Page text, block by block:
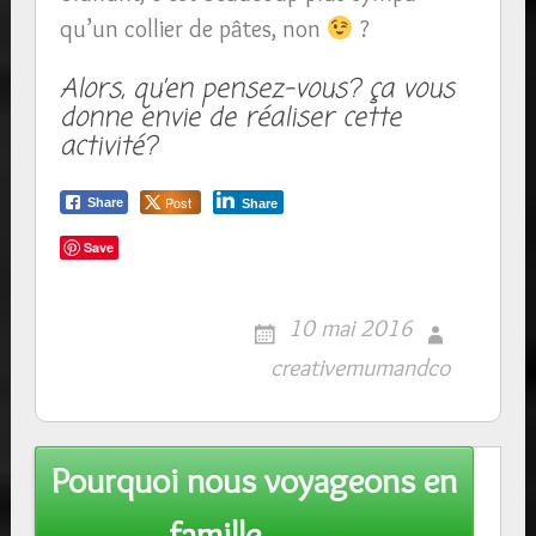
qu’un collier de pâtes, non
?
Alors, qu’en pensez-vous? ça vous
donne envie de réaliser cette
activité?
Share Post Share
Save
10 mai 2016
creativemumandco
Post
navigation
Pourquoi nous voyageons en